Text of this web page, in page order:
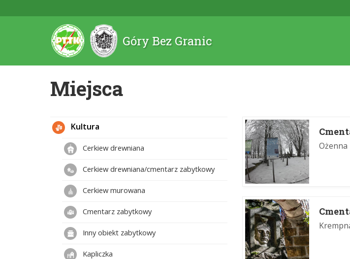
Góry Bez Granic
Miejsca
Ożenna
Kultura
Cerkiew drewniana
Cerkiew drewniana/cmentarz zabytkowy
Cerkiew murowana
Cmentarz zabytkowy
Inny obiekt zabytkowy
Kapliczka